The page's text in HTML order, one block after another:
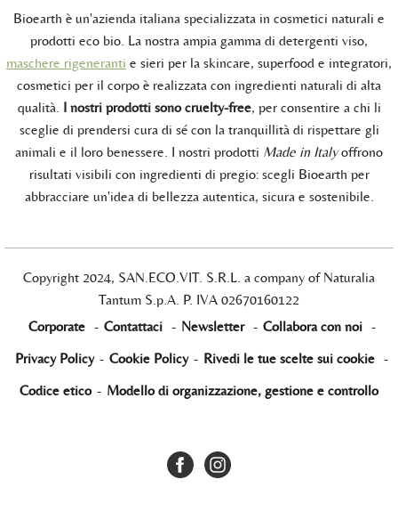
Bioearth è un'azienda italiana specializzata in cosmetici naturali e
prodotti eco bio. La nostra ampia gamma di detergenti viso,
maschere rigeneranti e sieri per la skincare, superfood e integratori,
cosmetici per il corpo è realizzata con ingredienti naturali di alta
qualità. I nostri prodotti sono cruelty-free, per consentire a chi li
sceglie di prendersi cura di sé con la tranquillità di rispettare gli
animali e il loro benessere. I nostri prodotti Made in Italyoffrono
risultati visibili con ingredienti di pregio: scegli Bioearth per
abbracciare un'idea di bellezza autentica, sicura e sostenibile.
Copyright 2024, SAN.ECO.VIT. S.R.L. a company of Naturalia
Tantum S.p.A. P. IVA 02670160122
Corporate - Contattaci - Newsletter - Collabora con noi -
Privacy Policy - Cookie Policy - Rivedi le tue scelte sui cookie -
Codice etico - Modello di organizzazione, gestione e controllo